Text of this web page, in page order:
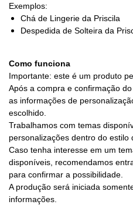
Exemplos:
Chá de Lingerie da Priscila
Despedida de Solteira da
Como funciona
Importante: este é um produto
Após a compra e confirmação
as informações de
escolhido.
Trabalhamos com temas
personalizações dentro do estilo
Caso tenha interesse em um
disponíveis, recomendamos
para confirmar a possibilidade.
A produção será iniciada
informações.